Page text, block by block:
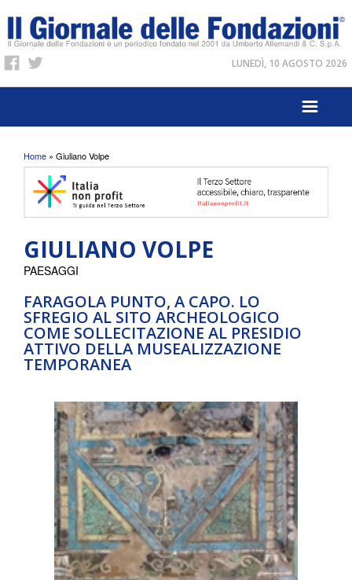
LUNEDÌ, 10 AGOSTO 2026
Tu sei qui
Home » Giuliano Volpe
GIULIANO VOLPE
FARAGOLA PUNTO, A CAPO. LO
SFREGIO AL SITO ARCHEOLOGICO
COME SOLLECITAZIONE AL PRESIDIO
ATTIVO DELLA MUSEALIZZAZIONE
TEMPORANEA
PAESAGGI